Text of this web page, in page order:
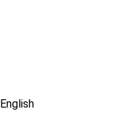
English